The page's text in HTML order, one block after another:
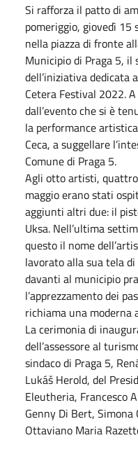
Si rafforza il patto di
pomeriggio, giovedì
nella piazza di fronte
Municipio di Praga 5, il
dell’iniziativa
Cetera Festival 2022.
dall’evento che si è
la performance
Ceca, a suggellare
Comune di Praga 5.
Agli otto artisti,
maggio erano stati
aggiunti altri due: il
Uksa. Nell’ultima
questo il nome
lavorato alla sua tela
davanti al municipio
l’apprezzamento dei
richiama una moderna
La cerimonia di
dell’assessore al
sindaco di Praga 5,
Lukáš Herold, del
Eleutheria, Francesco
Genny Di Bert,
Ottaviano Maria